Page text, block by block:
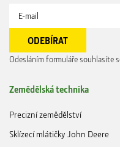
Odesláním formuláře souhlasíte
Zemědělská technika
Precizní zemědělství
Sklízecí mlátičky John Deere